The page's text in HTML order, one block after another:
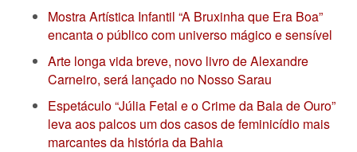
Mostra Artística Infantil “A Bruxinha que Era Boa”
encanta o público com universo mágico e sensível
Arte longa vida breve, novo livro de Alexandre
Carneiro, será lançado no Nosso Sarau
Espetáculo “Júlia Fetal e o Crime da Bala de Ouro”
leva aos palcos um dos casos de feminicídio mais
marcantes da história da Bahia